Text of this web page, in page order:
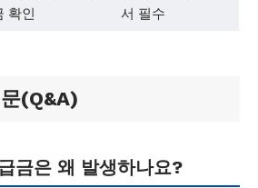
확인
서 필수
(Q&A)
금은 왜 발생하나요?